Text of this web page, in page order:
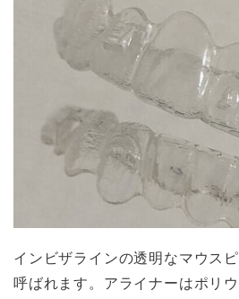
インビザラインの透明なマウス
呼ばれます。アライナーはポリ